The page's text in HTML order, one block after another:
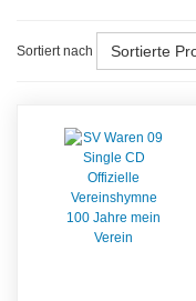
Sortiert nach Sortierte